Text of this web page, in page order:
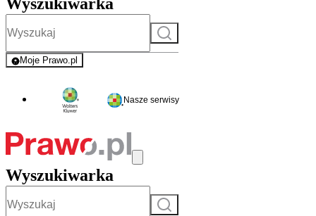
Wyszukiwarka
Szukaj
Moje Prawo.pl
- rejestracja i logowanie do serwisu
Nasze serwisy
Wyszukiwarka
Szukaj